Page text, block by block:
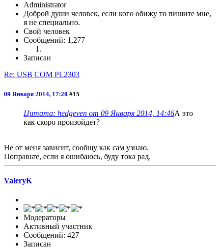
Administrator
Доброй души человек, если кого обижу то пишите мне,
я не специально.
Свой человек
Сообщений: 1,277
Записан
Re: USB COM PL2303
09 Января 2014, 17:20 #15
Цитата: hedgeven от 09 Января 2014, 14:46А это
как скоро произойдет?
Не от меня зависит, сообщу как сам узнаю.
Поправьте, если я ошибаюсь, буду тока рад.
ValeryK
Модераторы
Активный участник
Сообщений: 427
Записан